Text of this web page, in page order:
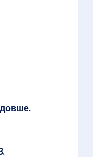
довше.